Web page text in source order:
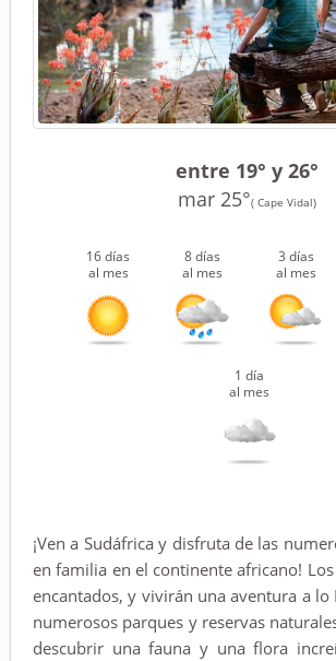
entre 19° y 26°
mar 25°( Cape Vidal)
16 días
al mes
8 días
al mes
3 días
al mes
1 día
al mes
¡Ven a Sudáfrica y disfruta de las
en familia en el continente africano!
encantados, y vivirán una aventura a lo
numerosos parques y reservas
descubrir una fauna y una flora